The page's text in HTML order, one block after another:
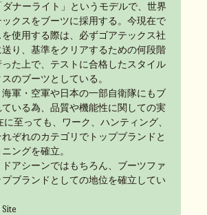
ダナーライト」というモデルで、世界
クスをブーツに採用する。今現在で
使用する際は、必ずゴアテックス社
り、基準をクリアするための何段階
た上で、テストに合格したスタイル
のブーツとしている。
軍・空軍や日本の一部自衛隊にもブ
いる為、品質や機能性に関しての実
至っても、ワーク、ハンティング、
ぞれのカテゴリでトップブランドと
ングを確立。
ドアシーンではもちろん、ブーツファ
ブランドとしての地位を確立してい